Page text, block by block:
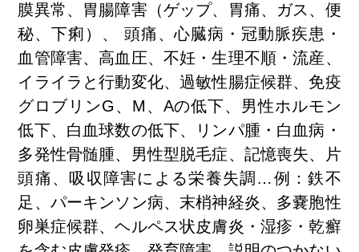
膜異常、胃腸障害（ゲップ、胃痛、ガス、便
秘、下痢）、 頭痛、心臓病・冠動脈疾患・
血管障害、高血圧、不妊・生理不順・流産、
イライラと行動変化、過敏性腸症候群、免疫
グロブリンG、M、Aの低下、男性ホルモン
低下、白血球数の低下、リンパ腫・白血病・
多発性骨髄腫、男性型脱毛症、記憶喪失、片
頭痛、吸収障害による栄養失調…例：鉄不
足、パーキンソン病、末梢神経炎、多嚢胞性
卵巣症候群、ヘルペス状皮膚炎・湿疹・乾癬